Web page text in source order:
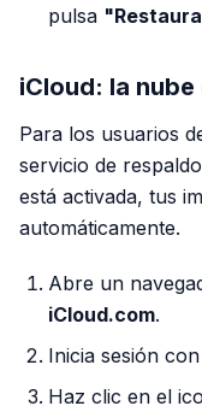
pulsa
iCloud: la
Para los usuarios
servicio de
está activada, tus
automáticamente.
Abre un
iCloud.com.
Inicia sesión
Haz clic en el